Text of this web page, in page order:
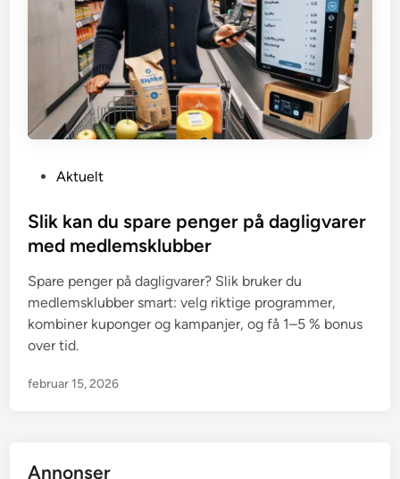
s
t
d
i
n
Aktuelt
Slik kan du spare penger på dagligvarer
med medlemsklubber
Spare penger på dagligvarer? Slik bruker du
medlemsklubber smart: velg riktige programmer,
kombiner kuponger og kampanjer, og få 1–5 % bonus
over tid.
februar 15, 2026
Annonser